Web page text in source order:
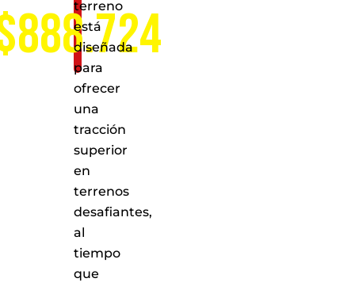
terreno
está
diseñada
para
ofrecer
una
tracción
superior
en
terrenos
desafiantes,
al
tiempo
que